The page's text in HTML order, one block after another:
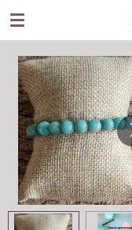
Passer
au
contenu
principal